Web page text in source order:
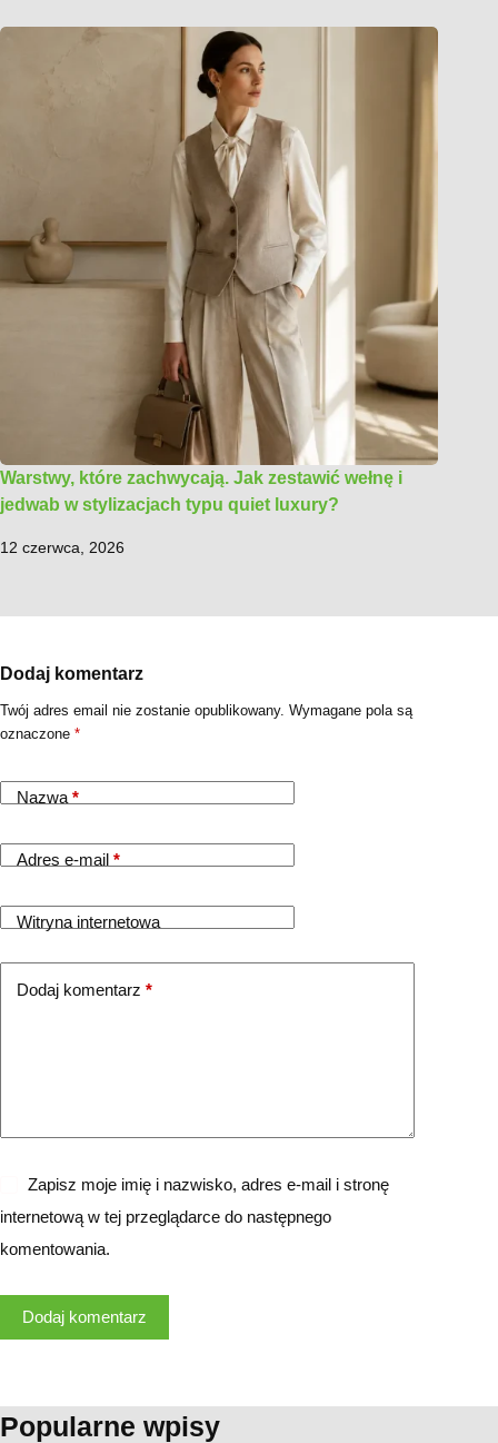
Warstwy, które zachwycają. Jak zestawić wełnę i
jedwab w stylizacjach typu quiet luxury?
12 czerwca, 2026
Dodaj komentarz
Twój adres email nie zostanie opublikowany. Wymagane pola są
oznaczone *
Nazwa *
Adres e-mail *
Witryna internetowa
Dodaj komentarz *
Zapisz moje imię i nazwisko, adres e-mail i stronę
internetową w tej przeglądarce do następnego
komentowania.
Dodaj komentarz
Popularne wpisy